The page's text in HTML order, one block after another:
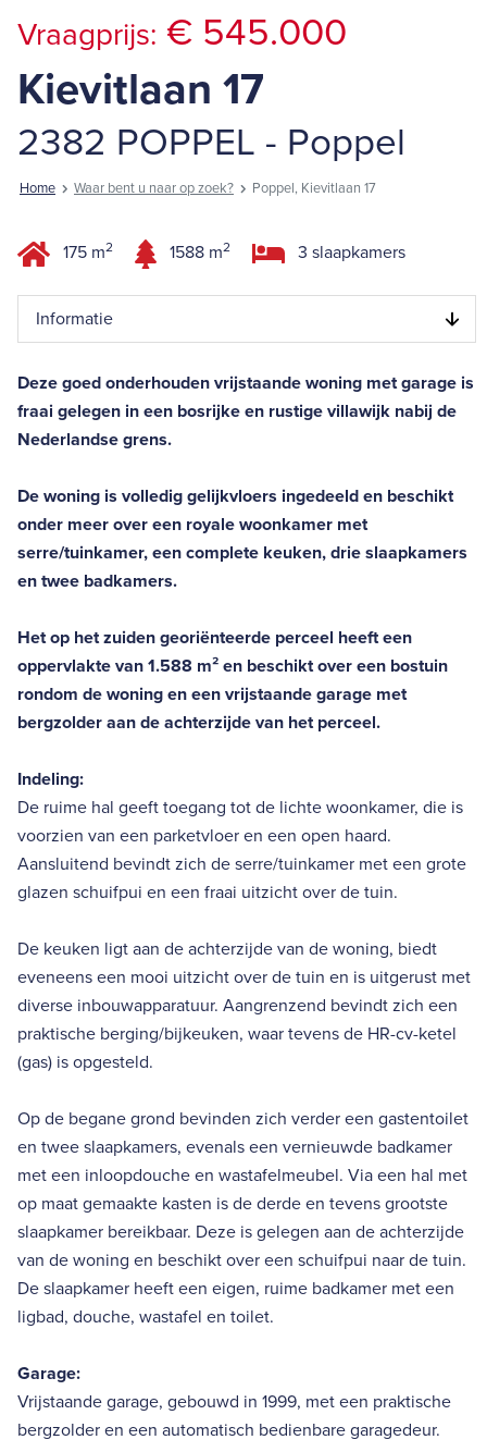
Vraagprijs: € 545.000
Kievitlaan 17
2382 POPPEL - Poppel
Home Waar bent u naar op zoek? Poppel, Kievitlaan 17
175 m2 1588 m2 3 slaapkamers
Informatie
Deze goed onderhouden vrijstaande woning met garage is
fraai gelegen in een bosrijke en rustige villawijk nabij de
Nederlandse grens.
De woning is volledig gelijkvloers ingedeeld en beschikt
onder meer over een royale woonkamer met
serre/tuinkamer, een complete keuken, drie slaapkamers
en twee badkamers.
Het op het zuiden georiënteerde perceel heeft een
oppervlakte van 1.588 m² en beschikt over een bostuin
rondom de woning en een vrijstaande garage met
bergzolder aan de achterzijde van het perceel.
Indeling:
De ruime hal geeft toegang tot de lichte woonkamer, die is
voorzien van een parketvloer en een open haard.
Aansluitend bevindt zich de serre/tuinkamer met een grote
glazen schuifpui en een fraai uitzicht over de tuin.
De keuken ligt aan de achterzijde van de woning, biedt
eveneens een mooi uitzicht over de tuin en is uitgerust met
diverse inbouwapparatuur. Aangrenzend bevindt zich een
praktische berging/bijkeuken, waar tevens de HR-cv-ketel
(gas) is opgesteld.
Op de begane grond bevinden zich verder een gastentoilet
en twee slaapkamers, evenals een vernieuwde badkamer
met een inloopdouche en wastafelmeubel. Via een hal met
op maat gemaakte kasten is de derde en tevens grootste
slaapkamer bereikbaar. Deze is gelegen aan de achterzijde
van de woning en beschikt over een schuifpui naar de tuin.
De slaapkamer heeft een eigen, ruime badkamer met een
ligbad, douche, wastafel en toilet.
Garage:
Vrijstaande garage, gebouwd in 1999, met een praktische
bergzolder en een automatisch bedienbare garagedeur.